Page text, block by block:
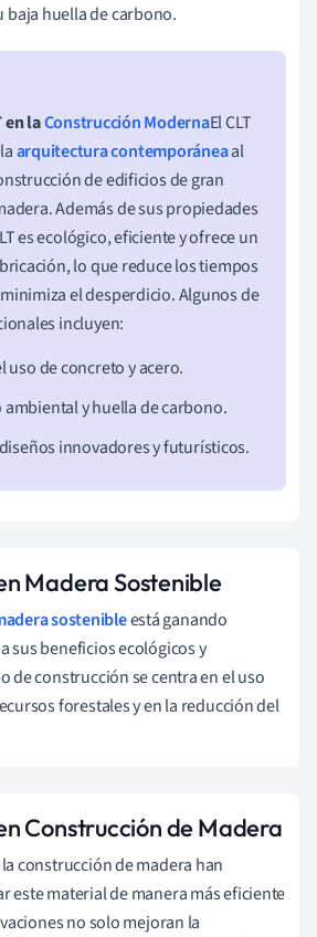
baja huella de carbono.
en laConstrucción ModernaEl CLT
arquitectura contemporáneaal
de edificios de gran
Además de sus propiedades
es ecológico, eficiente y ofrece un
lo que reduce los tiempos
el desperdicio. Algunos de
incluyen:
uso de concreto y acero.
y huella de carbono.
innovadores y futurísticos.
Madera Sostenible
sostenibleestá ganando
sus beneficios ecológicos y
de construcción se centra en el uso
forestales y en la reducción del
Construcción de Madera
construcción de madera han
este material de manera más eficiente
no solo mejoran la